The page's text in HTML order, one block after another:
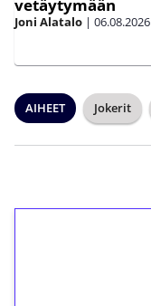
vetäytymään
Joni Alatalo | 06.08.2026
AIHEET Jokerit